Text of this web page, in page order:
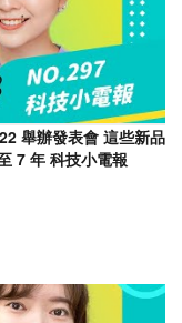
舉辦發表會 這些新品
7 年 科技小電報